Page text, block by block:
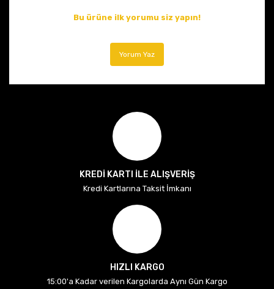
Bu ürüne ilk yorumu siz yapın!
Yorum Yaz
KREDİ KARTI İLE ALIŞVERİŞ
Kredi Kartlarına Taksit İmkanı
HIZLI KARGO
15:00'a Kadar verilen Kargolarda Aynı Gün Kargo